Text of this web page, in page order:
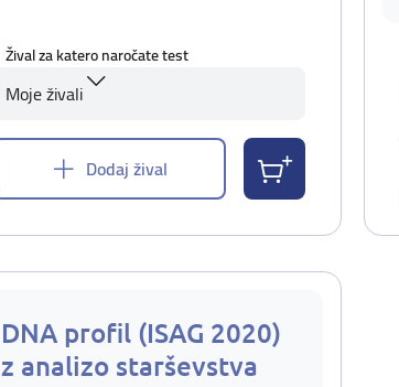
Žival za katero naročate test
Moje živali
Dodaj žival
DNA profil (ISAG 2020)
z analizo starševstva